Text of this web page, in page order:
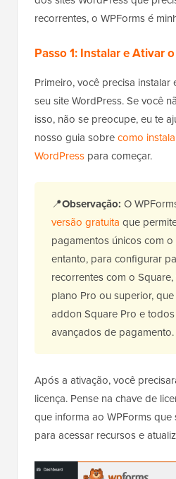
recorrentes, o WPForms é
Passo 1: Instalar e Ativar
Primeiro, você precisa instalar
seu site WordPress. Se você
isso, não se preocupe, eu te
nosso guia sobrecomo
WordPress para começar.
📍Observação: O
versão gratuita que
pagamentos únicos com
entanto, para configurar
recorrentes com o
plano Pro ou superior,
addon Square Pro e
avançados de pagamento.
Após a ativação, você
licença. Pense na chave de
que informa ao WPForms que
para acessar recursos e